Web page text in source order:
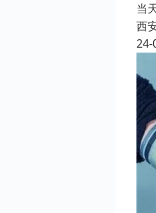
当
西
24-